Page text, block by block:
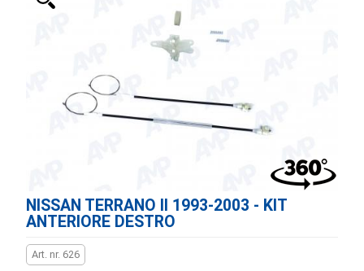
NISSAN TERRANO II 1993-2003 - KIT
ANTERIORE DESTRO
Art. nr. 626